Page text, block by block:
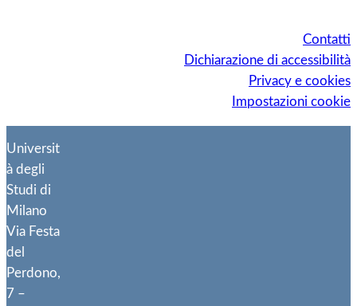
Contatti
Dichiarazione di accessibilità
Privacy e cookies
Impostazioni cookie
Universit
à degli
Studi di
Milano
Via Festa
del
Perdono,
7 –